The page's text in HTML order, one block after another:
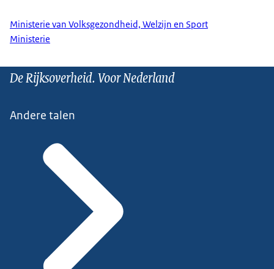
Ministerie van Volksgezondheid, Welzijn en Sport
Ministerie
De Rijksoverheid. Voor Nederland
Andere talen